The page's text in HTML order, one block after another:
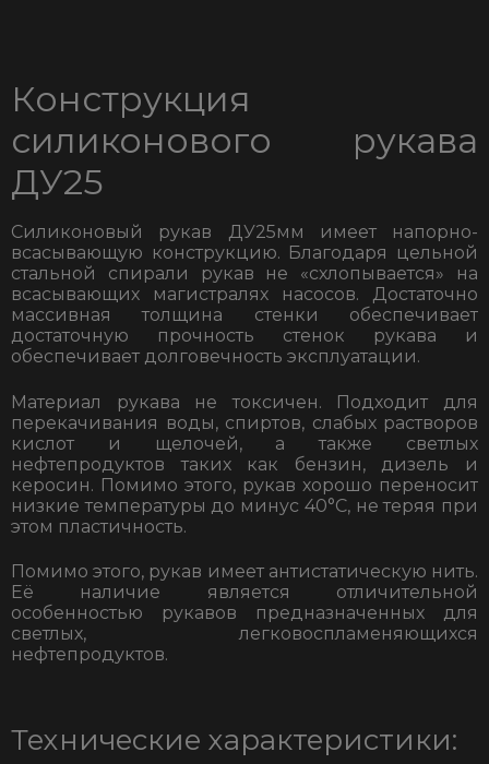
Конструкция
силиконового рукава
ДУ25
Силиконовый рукав ДУ25мм имеет напорно-
всасывающую конструкцию. Благодаря цельной
стальной спирали рукав не «схлопывается» на
всасывающих магистралях насосов. Достаточно
массивная толщина стенки обеспечивает
достаточную прочность стенок рукава и
обеспечивает долговечность эксплуатации.
Материал рукава не токсичен. Подходит для
перекачивания воды, спиртов, слабых растворов
кислот и щелочей, а также светлых
нефтепродуктов таких как бензин, дизель и
керосин. Помимо этого, рукав хорошо переносит
низкие температуры до минус 40°С, не теряя при
этом пластичность.
Помимо этого, рукав имеет антистатическую нить.
Её наличие является отличительной
особенностью рукавов предназначенных для
светлых, легковоспламеняющихся
нефтепродуктов.
Технические характеристики: